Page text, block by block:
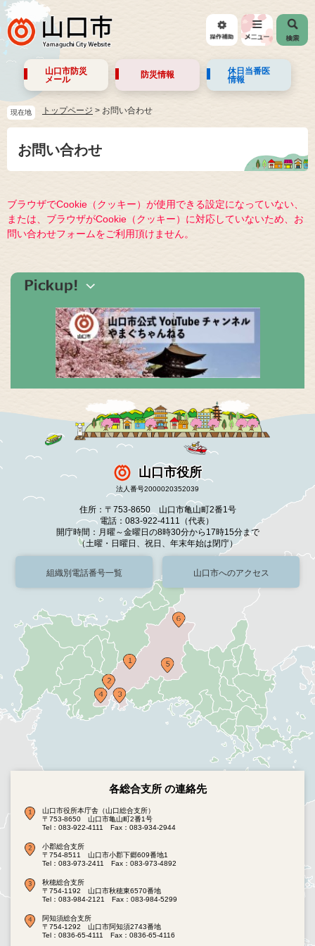
山口市防災
メール
防災情報
休日当番医
情報
現在地 トップページ > お問い合わせ
お問い合わせ
ブラウザでCookie（クッキー）が使用できる設定になっていない、
または、ブラウザがCookie（クッキー）に対応していないため、お
問い合わせフォームをご利用頂けません。
山口市役所
法人番号2000020352039
住所：〒753-8650 山口市亀山町2番1号
電話：083-922-4111（代表）
開庁時間：月曜～金曜日の8時30分から17時15分まで
（土曜・日曜日、祝日、年末年始は閉庁）
組織別電話番号一覧 山口市へのアクセス
各総合支所 の連絡先
山口市役所本庁舎（山口総合支所）
〒753-8650 山口市亀山町2番1号
Tel：083-922-4111
Fax：083-934-2944
小郡総合支所
〒754-8511 山口市小郡下郷609番地1
Tel：083-973-2411
Fax：083-973-4892
秋穂総合支所
〒754-1192 山口市秋穂東6570番地
Tel：083-984-2121
Fax：083-984-5299
阿知須総合支所
〒754-1292 山口市阿知須2743番地
Tel：0836-65-4111
Fax：0836-65-4116